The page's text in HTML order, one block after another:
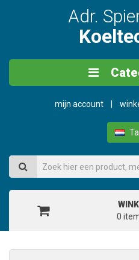
Adr.
mijn account
0